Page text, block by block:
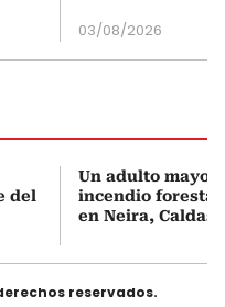
03/08/2026
del
Un adulto mayor
incendio forestal
en Neira, Caldas
reservados.